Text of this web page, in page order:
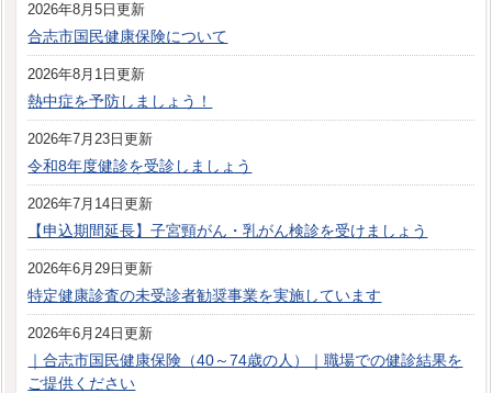
2026年8月5日更新
合志市国民健康保険について
2026年8月1日更新
熱中症を予防しましょう！
2026年7月23日更新
令和8年度健診を受診しましょう
2026年7月14日更新
【申込期間延長】子宮頸がん・乳がん検診を受けましょう
2026年6月29日更新
特定健康診査の未受診者勧奨事業を実施しています
2026年6月24日更新
｜合志市国民健康保険（40～74歳の人）｜職場での健診結果を
ご提供ください